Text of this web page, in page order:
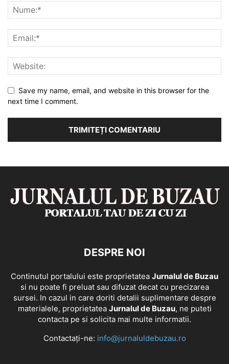
Save my name, email, and website in this browser for the
next time I comment.
DESPRE NOI
Continutul portalului este proprietatea Jurnalul de Buzau
si nu poate fi preluat sau difuzat decat cu precizarea
sursei. In cazul in care doriti detalii suplimentare despre
materialele, proprietatea Jurnalul de Buzau, ne puteti
contacta pe si solicita mai multe informatii.
Contactați-ne: info@jurnaluldebuzau.ro